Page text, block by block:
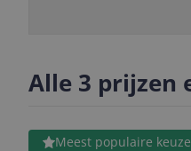
Alle 3 prijzen
Meest populaire
Bekijk product